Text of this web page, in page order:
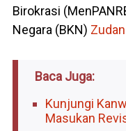
Birokrasi
Negara (BKN)
Baca Juga:
Kunjungi
Masukan